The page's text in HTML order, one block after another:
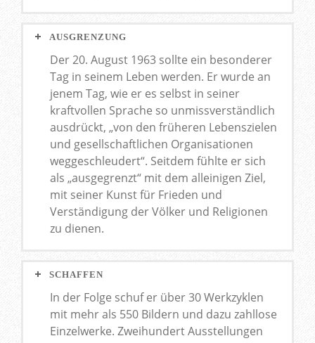
AUSGRENZUNG
Der 20. August 1963 sollte ein besonderer
Tag in seinem Leben werden. Er wurde an
jenem Tag, wie er es selbst in seiner
kraftvollen Sprache so unmissverständlich
ausdrückt, „von den früheren Lebenszielen
und gesellschaftlichen Organisationen
weggeschleudert“. Seitdem fühlte er sich
als „ausgegrenzt“ mit dem alleinigen Ziel,
mit seiner Kunst für Frieden und
Verständigung der Völker und Religionen
zu dienen.
SCHAFFEN
In der Folge schuf er über 30 Werkzyklen
mit mehr als 550 Bildern und dazu zahllose
Einzelwerke. Zweihundert Ausstellungen